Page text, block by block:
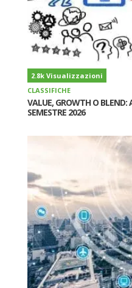
2.8k Visualizzazioni
CLASSIFICHE
VALUE, GROWTH O
SEMESTRE 2026